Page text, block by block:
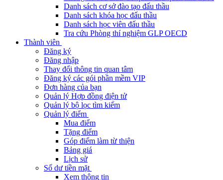
Danh sách cơ sở đào tạo đấu thầu
Danh sách khóa học đấu thầu
Danh sách học viên đấu thầu
Tra cứu Phòng thí nghiệm GLP OECD
Thành viên
Đăng ký
Đăng nhập
Thay đổi thông tin quan tâm
Đăng ký các gói phần mềm VIP
Đơn hàng của bạn
Quản lý Hợp đồng điện tử
Quản lý bộ lọc tìm kiếm
Quản lý điểm
Mua điểm
Tặng điểm
Góp điểm làm từ thiện
Bảng giá
Lịch sử
Số dư tiền mặt
Xem thông tin